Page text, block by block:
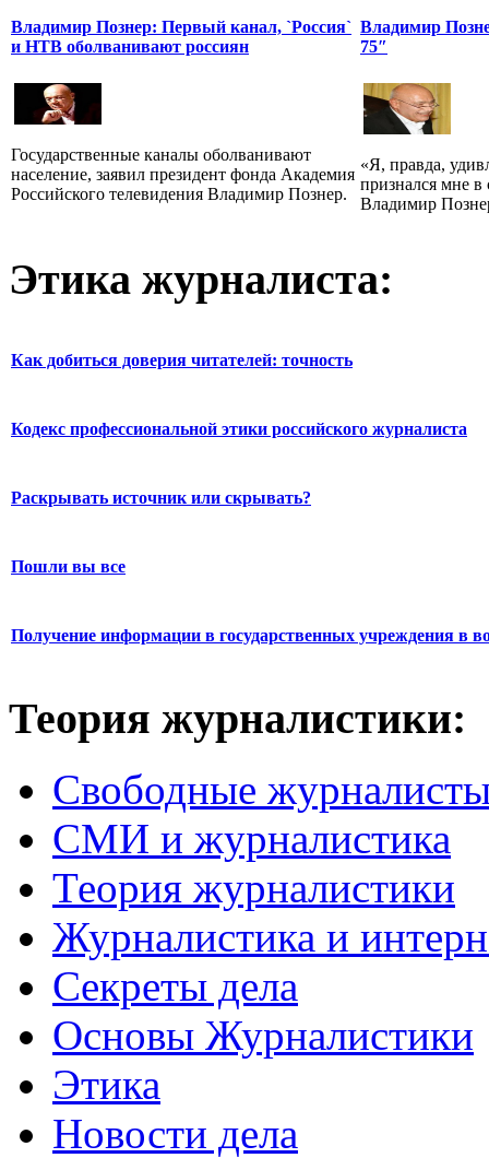
Владимир Познер: Первый канал, `Россия`
и НТВ оболванивают россиян
Государственные каналы оболванивают
население, заявил президент фонда Академия
Российского телевидения Владимир Познер.
Владимир
75″
«Я, правда,
признался мне
Владимир
Этика журналиста:
Как добиться доверия читателей: точность
Кодекс профессиональной этики российского журналиста
Раскрывать источник или скрывать?
Пошли вы все
Получение информации в государственных учреждения в
Теория журналистики:
Свободные
СМИ и журналистика
Теория журналистики
Журналистика и
Секреты дела
Основы Журналистики
Этика
Новости дела